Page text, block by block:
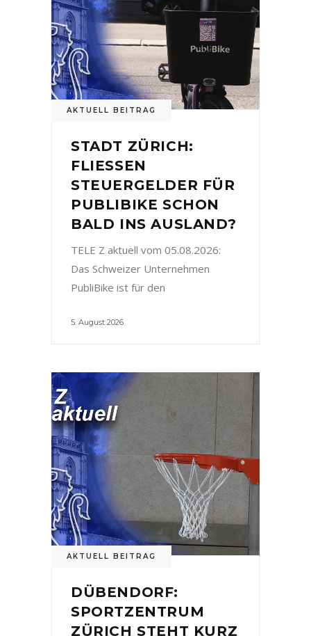
AKTUELL BEITRAG
STADT ZÜRICH:
FLIESSEN
STEUERGELDER FÜR
PUBLIBIKE SCHON
BALD INS AUSLAND?
TELE Z aktuell vom 05.08.2026:
Das Schweizer Unternehmen
PubliBike ist für den
5. August 2026
AKTUELL BEITRAG
DÜBENDORF:
SPORTZENTRUM
ZÜRICH STEHT KURZ